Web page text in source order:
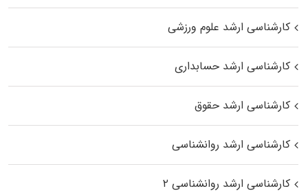
کارشناسی ارشد علوم ورزشی
کارشناسی ارشد حسابداری
کارشناسی ارشد حقوق
کارشناسی ارشد روانشناسی
کارشناسی ارشد روانشناسی ۲